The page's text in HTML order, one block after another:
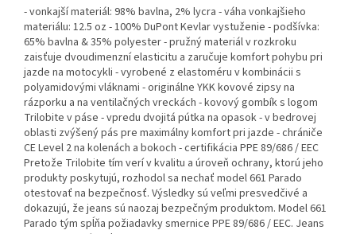
- vonkajší materiál: 98% bavlna, 2% lycra - váha vonkajšieho
materiálu: 12.5 oz - 100% DuPont Kevlar vystuženie - podšívka:
65% bavlna & 35% polyester - pružný materiál v rozkroku
zaisťuje dvoudimenzní elasticitu a zaručuje komfort pohybu pri
jazde na motocykli - vyrobené z elastoméru v kombinácii s
polyamidovými vláknami - originálne YKK kovové zipsy na
rázporku a na ventilačných vreckách - kovový gombík s logom
Trilobite v páse - vpredu dvojitá pútka na opasok - v bedrovej
oblasti zvýšený pás pre maximálny komfort pri jazde - chrániče
CE Level 2 na kolenách a bokoch - certifikácia PPE 89/686 / EEC
Pretože Trilobite tím verí v kvalitu a úroveň ochrany, ktorú jeho
produkty poskytujú, rozhodol sa nechať model 661 Parado
otestovať na bezpečnosť. Výsledky sú veľmi presvedčivé a
dokazujú, že jeans sú naozaj bezpečným produktom. Model 661
Parado tým spĺňa požiadavky smernice PPE 89/686 / EEC. Jeans